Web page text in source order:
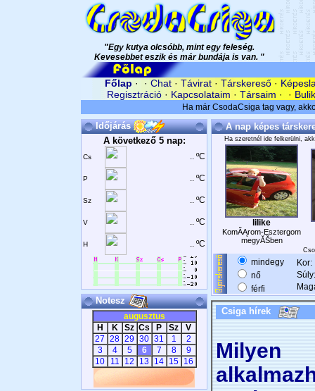
"Egy kutya olcsóbb, mint egy feleség.
Kevesebbet eszik és már bundája is van. "
Főlap · · Chat· Távirat· Társkereső·
Regisztráció · Kapcsolataim · Társaim · ·
Időjárás
A következő 5 nap:
Cs .. ºC
P .. ºC
Sz .. ºC
V .. ºC
H .. ºC
Notesz
augusztus
H
K Sz Cs P Sz
V
27 28 29 30 31 1
2
3
4 5 6 7 8
9
10
11 12 13 14 15 16
A nap képes
Ha szeretnél ide felkerülni,
lilike
KomĂĄrom-Esztergom
megyĂŠben
mindegy
nő
férfi
Kor:
Súly:
Csiga hírek
Milyen